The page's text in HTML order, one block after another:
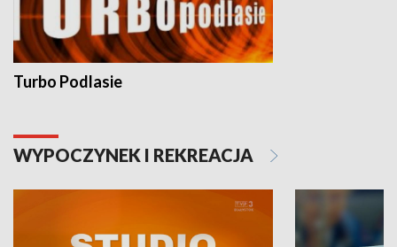
Turbo Podlasie
WYPOCZYNEK I REKREACJA